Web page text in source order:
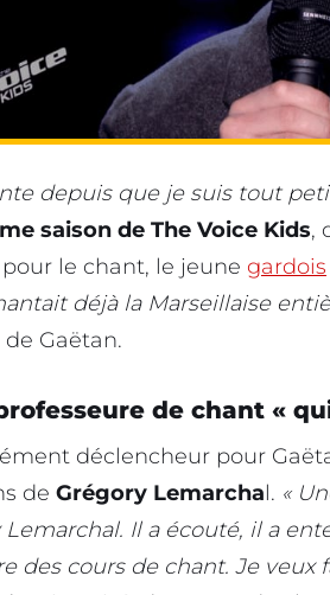
depuis que je suis tout
saison de The Voice Kids,
le chant, le jeune gardois
déjà la Marseillaise
Gaëtan.
de chant «
déclencheur pour
de Grégory Lemarchal. «
Lemarchal. Il a écouté, il a
des cours de chant. Je veux